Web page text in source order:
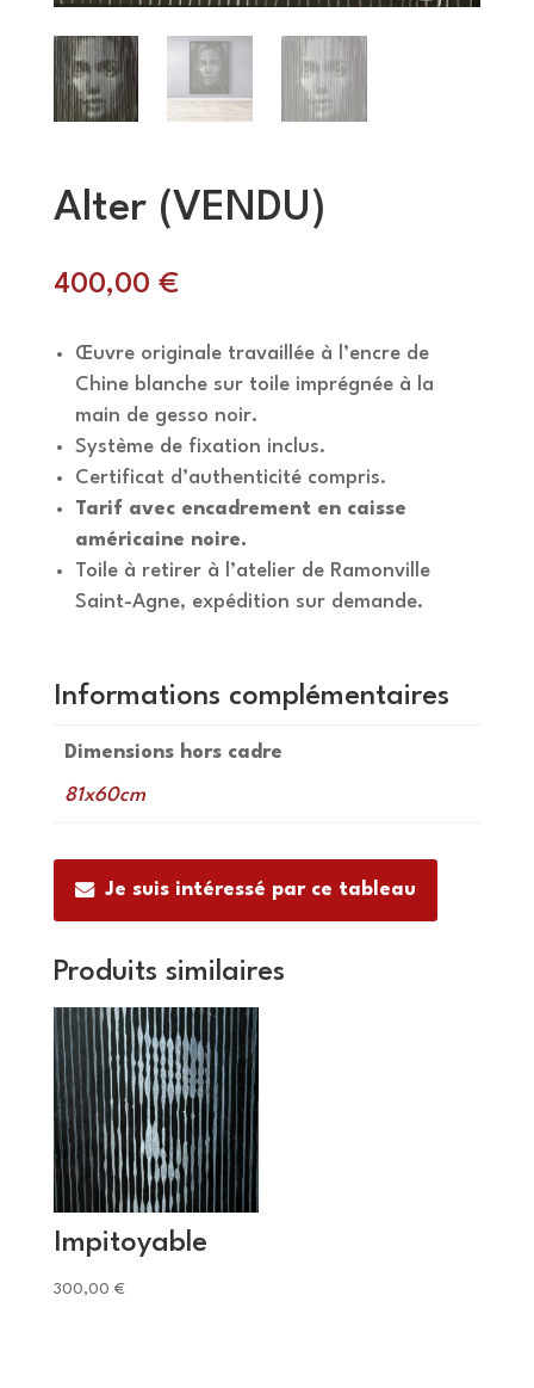
Alter (VENDU)
400,00 €
Œuvre originale travaillée à l’encre de
Chine blanche sur toile imprégnée à la
main de gesso noir.
Système de fixation inclus.
Certificat d’authenticité compris.
Tarif avec encadrement en caisse
américaine noire.
Toile à retirer à l’atelier de Ramonville
Saint-Agne, expédition sur demande.
Informations complémentaires
Dimensions hors cadre
81x60cm
Je suis intéressé par ce tableau
Produits similaires
Impitoyable
300,00 €